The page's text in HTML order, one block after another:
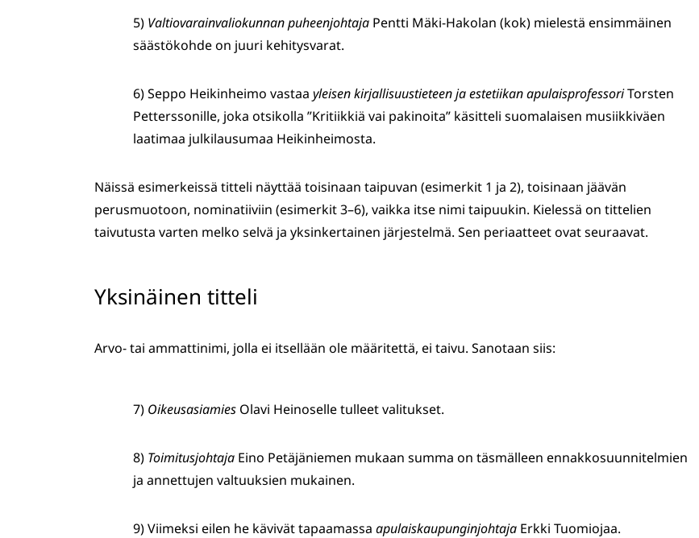
5) Valtiovarainvaliokunnan puheenjohtaja Pentti Mäki-Hakolan (kok) mielestä ensimmäinen
säästökohde on juuri kehitysvarat.
6) Seppo Heikinheimo vastaa yleisen kirjallisuustieteen ja estetiikan apulaisprofessoriTorsten
Petterssonille, joka otsikolla ”Kritiikkiä vai pakinoita” käsitteli suomalaisen musiikkiväen
laatimaa julkilausumaa Heikinheimosta.
Näissä esimerkeissä titteli näyttää toisinaan taipuvan (esimerkit 1 ja 2), toisinaan jäävän
perusmuotoon, nominatiiviin (esimerkit 3–6), vaikka itse nimi taipuukin. Kielessä on tittelien
taivutusta varten melko selvä ja yksinkertainen järjestelmä. Sen periaatteet ovat seuraavat.
Yksinäinen titteli
Arvo- tai ammattinimi, jolla ei itsellään ole määritettä, ei taivu. Sanotaan siis:
7) Oikeusasiamies Olavi Heinoselle tulleet valitukset.
8) Toimitusjohtaja Eino Petäjäniemen mukaan summa on täsmälleen ennakkosuunnitelmien
ja annettujen valtuuksien mukainen.
9) Viimeksi eilen he kävivät tapaamassa apulaiskaupunginjohtaja Erkki Tuomiojaa.